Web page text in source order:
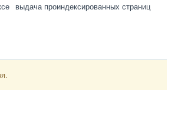
выдача проиндексированных страниц